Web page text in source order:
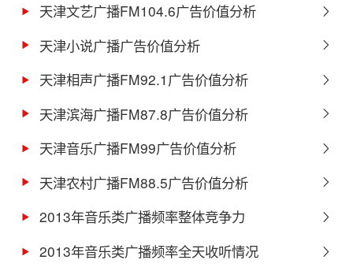
天津文艺广播FM104.6广告价值分析
天津小说广播广告价值分析
天津相声广播FM92.1广告价值分析
天津滨海广播FM87.8广告价值分析
天津音乐广播FM99广告价值分析
天津农村广播FM88.5广告价值分析
2013年音乐类广播频率整体竞争力
2013年音乐类广播频率全天收听情况